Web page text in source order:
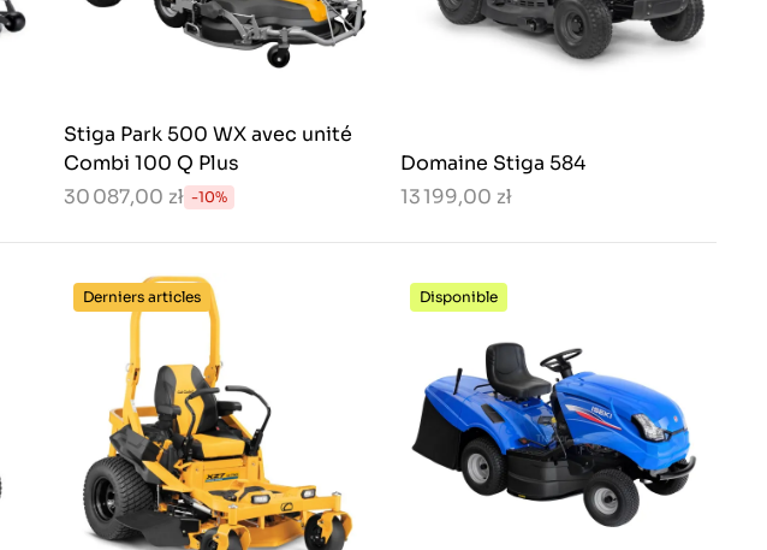
Stiga Park 500 WX avec unité
Combi 100 Q Plus
30 087,00 zł -10%
Domaine Stiga 584
13 199,00 zł
Derniers articles Disponible